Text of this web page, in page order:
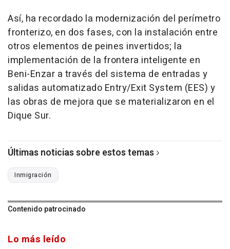
Así, ha recordado la modernización del perímetro
fronterizo, en dos fases, con la instalación entre
otros elementos de peines invertidos; la
implementación de la frontera inteligente en
Beni-Enzar a través del sistema de entradas y
salidas automatizado Entry/Exit System (EES) y
las obras de mejora que se materializaron en el
Dique Sur.
Últimas noticias sobre estos temas
Inmigración
Contenido patrocinado
Lo más leído